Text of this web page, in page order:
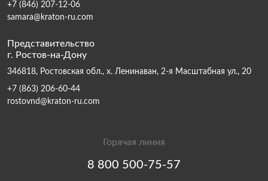
+7 (846) 207-12-06
samara@kraton-ru.com
Представительство
г. Ростов-на-Дону
346818, Ростовская обл., х. Ленинаван, 2-я Масштабная ул., 20
+7 (863) 206-60-44
rostovnd@kraton-ru.com
Горячая линия
8 800 500-75-57